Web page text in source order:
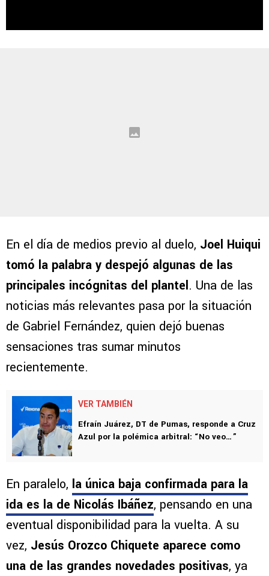
En el día de medios previo al duelo, Joel Huiqui
tomó la palabra y despejó algunas de las
principales incógnitas del plantel. Una de las
noticias más relevantes pasa por la situación
de Gabriel Fernández, quien dejó buenas
sensaciones tras sumar minutos
recientemente.
VER TAMBIÉN
Efraín Juárez, DT de Pumas, responde a Cruz
Azul por la polémica arbitral: “No veo…”
En paralelo, la única baja confirmada para la
ida es la de Nicolás Ibáñez, pensando en una
eventual disponibilidad para la vuelta. A su
vez, Jesús Orozco Chiquete aparece como
una de las grandes novedades positivas, ya